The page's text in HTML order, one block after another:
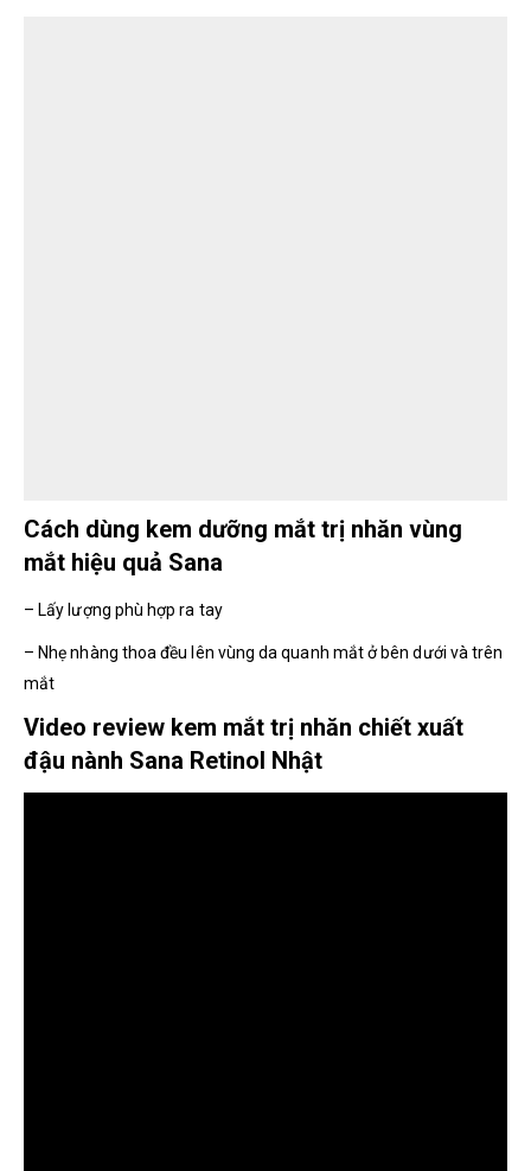
Cách dùng kem dưỡng mắt trị nhăn vùng
mắt hiệu quả Sana
– Lấy lượng phù hợp ra tay
– Nhẹ nhàng thoa đều lên vùng da quanh mắt ở bên dưới và trên
mắt
Video review kem mắt trị nhăn chiết xuất
đậu nành Sana Retinol Nhật